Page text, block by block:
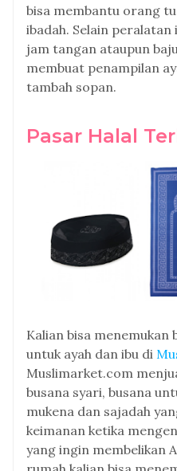
bisa membantu orang
ibadah. Selain peralatan
jam tangan ataupun
membuat penampilan
tambah sopan.
Pasar Halal
Kalian bisa menemukan
untuk ayah dan ibu di
Muslimarket.com
busana syari, busana
mukena dan sajadah
keimanan ketika
yang ingin membelikan